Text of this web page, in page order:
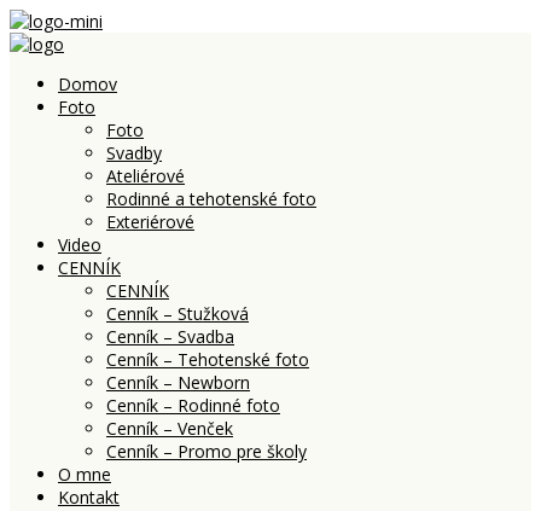
Domov
Foto
Foto
Svadby
Ateliérové
Rodinné a tehotenské foto
Exteriérové
Video
CENNÍK
CENNÍK
Cenník – Stužková
Cenník – Svadba
Cenník – Tehotenské foto
Cenník – Newborn
Cenník – Rodinné foto
Cenník – Venček
Cenník – Promo pre školy
O mne
Kontakt